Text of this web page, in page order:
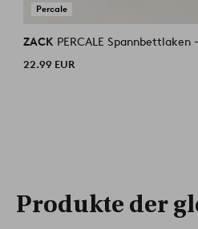
Percale
ZACK PERCALE
22.99 EUR
Produkte der